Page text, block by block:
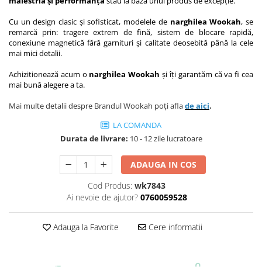
Cu un design clasic și sofisticat, modelele de narghilea Wookah, se
remarcă prin: tragere extrem de fină, sistem de blocare rapidă,
conexiune magnetică fără garnituri și calitate deosebită până la cele
mai mici detalii.
Achizitionează acum o narghilea Wookah și îți garantăm că va fi cea
mai bună alegere a ta.
Mai multe detalii despre Brandul Wookah poți aflade aici.
LA COMANDA
Durata de livrare: 10 - 12 zile lucratoare
ADAUGA IN COS
Cod Produs: wk7843
Ai nevoie de ajutor? 0760059528
Adauga la Favorite Cere informatii